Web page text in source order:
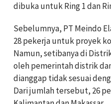
dibuka untuk Ring 1 dan
Sebelumnya, PT Meindo
28 pekerja untuk proyek
Namun, setibanya di
oleh pemerintah distrik
dianggap tidak sesuai
Dari jumlah tersebut, 26